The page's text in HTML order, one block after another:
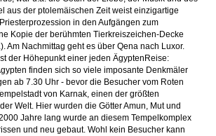
aus der ptolemäischen Zeit weist einzigartige
in den Aufgängen zum
Kopie der berühmten Tierkreiszeichen-Decke
Am Nachmittag geht es über Qena nach Luxor.
der Höhepunkt einer jeden ÄgyptenReise:
finden sich so viele imposante Denkmäler
ab 7.30 Uhr - bevor die Besucher vom Roten
von Karnak, einen der größten
Welt. Hier wurden die Götter Amun, Mut und
Jahre lang wurde an diesem Tempelkomplex
und neu gebaut. Wohl kein Besucher kann